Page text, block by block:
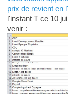
prix de revient en
l'instant T ce 10
venir :